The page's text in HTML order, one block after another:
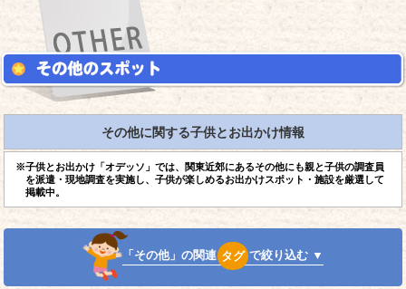
その他に関する子供とお出かけ情報
※子供とお出かけ「オデッソ」では、関東近郊にあるその他にも親と子供の調査員
を派遣・現地調査を実施し、子供が楽しめるお出かけスポット・施設を厳選して
掲載中。
「その他」の関連 タグ で絞り込む ▼